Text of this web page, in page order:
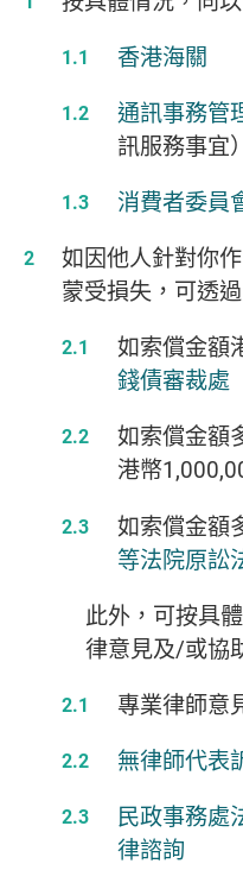
香港海關
通訊事務管
訊服務事宜）
消費者委員
如因他人針對你
蒙受損失，可透
如索償金額
錢債審裁處
如索償金額
港幣
如索償金額
等法院原訟
此外，可按具
律意見及/或協
專業律師意
無律師代表
民政事務處
律諮詢